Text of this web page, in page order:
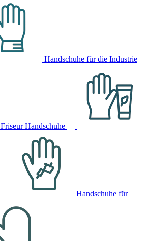
Handschuhe für die Industrie
Friseur Handschuhe
Handschuhe für